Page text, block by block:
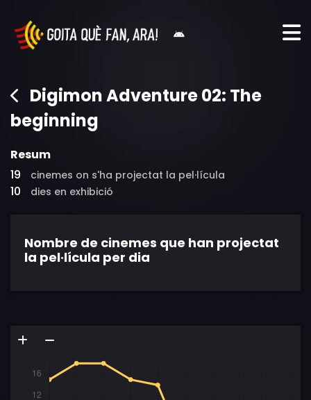
Digimon Adventure 02: The
beginning
Resum
19
cinemes on s'ha projectat la pel·lícula
10 dies en exhibició
Nombre de cinemes que han projectat
la pel·lícula per dia